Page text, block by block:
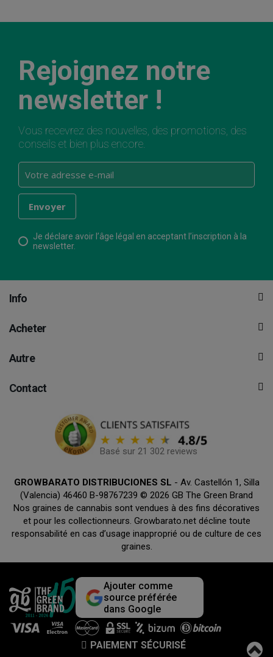
Rejoignez notre
newsletter !
Vous recevrez des nouvelles, des promotions, des
conseils et bien plus encore.
Je déclare avoir l’âge légal en acceptant l’inscription à la
newsletter.
Info
Acheter
Autre
Contact
Basé sur 21 302 reviews
GROWBARATO DISTRIBUCIONES SL - Av. Castellón 1, Silla
(Valencia) 46460 B-98767239 © 2026 GB The Green Brand
Nos graines de cannabis sont vendues à des fins décoratives
et pour les collectionneurs. Growbarato.net décline toute
responsabilité en cas d’usage inapproprié ou de culture de ces
graines.
Ajouter comme
source préférée
dans Google
PAIEMENT SÉCURISÉ